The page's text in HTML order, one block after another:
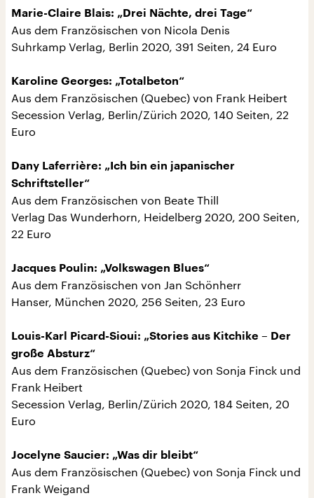
Marie-Claire Blais: „Drei Nächte, drei Tage“
Aus dem Französischen von Nicola Denis
Suhrkamp Verlag, Berlin 2020, 391 Seiten, 24 Euro
Karoline Georges: „Totalbeton“
Aus dem Französischen (Quebec) von Frank Heibert
Secession Verlag, Berlin/Zürich 2020, 140 Seiten, 22
Euro
Dany Laferrière: „Ich bin ein japanischer
Schriftsteller“
Aus dem Französischen von Beate Thill
Verlag Das Wunderhorn, Heidelberg 2020, 200 Seiten,
22 Euro
Jacques Poulin: „Volkswagen Blues“
Aus dem Französischen von Jan Schönherr
Hanser, München 2020, 256 Seiten, 23 Euro
Louis-Karl Picard-Sioui: „Stories aus Kitchike – Der
große Absturz“
Aus dem Französischen (Quebec) von Sonja Finck und
Frank Heibert
Secession Verlag, Berlin/Zürich 2020, 184 Seiten, 20
Euro
Jocelyne Saucier: „Was dir bleibt“
Aus dem Französischen (Quebec) von Sonja Finck und
Frank Weigand